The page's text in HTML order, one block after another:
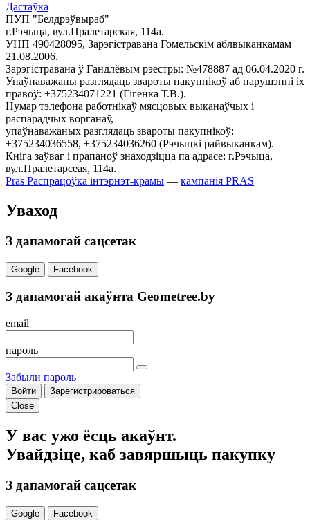
Дастаўка
ПУП "Белдрэўвыраб"
г.Рэчыца, вул.Пралетарская, 114а.
УНП 490428095, Зарэгістравана Гомельскім аблвыканкамам
21.08.2006.
Зарэгістравана ў Гандлёвым рэестры: №478887 ад 06.04.2020 г.
Упаўнаважаны разглядаць звароты пакупнікоў аб парушэнні іх
правоў: +375234071221 (Гігенка Т.В.).
Нумар тэлефона работнікаў мясцовых выканаўчых і
распарадчых ворганаў,
упаўнаважаных разглядаць звароты пакупнікоў:
+375234036558, +375234036260 (Рэчыцкі райвыканкам).
Кніга заўваг і прапаноў знаходзіцца па адрасе: г.Рэчыца,
вул.Пралетарсеая, 114а.
Pras Распрацоўка інтэрнэт-крамы — кампанія PRAS
Уваход
З дапамогай сацсетак
Google Facebook
З дапамогай акаўнта Geometree.by
email
пароль
Забыли пароль
Войти
Зарегистрироваться
Close
У вас ужо ёсць акаўнт.
Увайдзіце, каб завяршыць пакупку
З дапамогай сацсетак
Google Facebook